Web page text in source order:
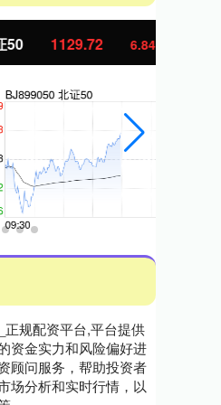
6.84 0.61%
正规配资平台,平台提供
资金实力和风险偏好进
顾问服务，帮助投资者
场分析和实时行情，以